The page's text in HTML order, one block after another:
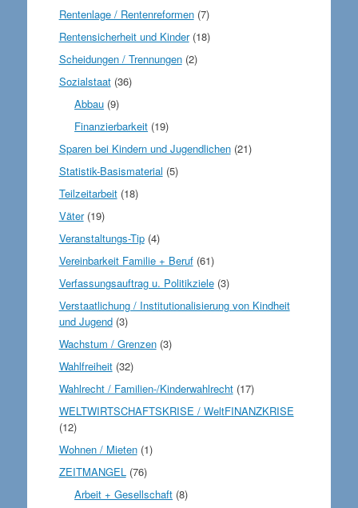
Rentenlage / Rentenreformen(7)
Rentensicherheit und Kinder(18)
Scheidungen / Trennungen(2)
Sozialstaat(36)
Abbau (9)
Finanzierbarkeit (19)
Sparen bei Kindern und Jugendlichen(21)
Statistik-Basismaterial (5)
Teilzeitarbeit(18)
Väter(19)
Veranstaltungs-Tip(4)
Vereinbarkeit Familie + Beruf(61)
Verfassungsauftrag u. Politikziele(3)
Verstaatlichung / Institutionalisierung von Kindheit
und Jugend(3)
Wachstum / Grenzen(3)
Wahlfreiheit(32)
Wahlrecht / Familien-/Kinderwahlrecht(17)
WELTWIRTSCHAFTSKRISE / WeltFINANZKRISE
(12)
Wohnen / Mieten(1)
ZEITMANGEL(76)
Arbeit + Gesellschaft (8)